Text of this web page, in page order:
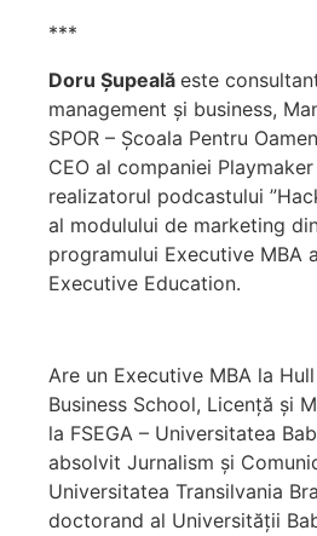
***
Doru Șupeală este
management și business,
SPOR – Școala Pentru
CEO al companiei
realizatorul podcastului
al modulului de marketing
programului Executive MBA
Executive Education.
Are un Executive MBA la
Business School, Licență și
la FSEGA – Universitatea
absolvit Jurnalism și
Universitatea Transilvania
doctorand al Universității